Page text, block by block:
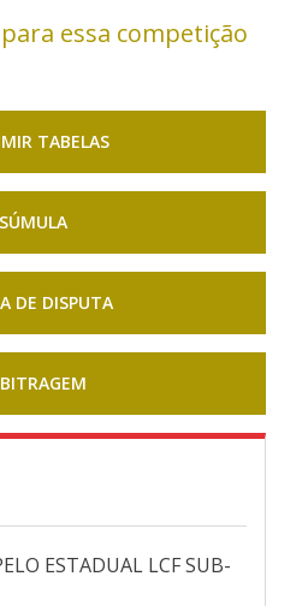
essa competição
TABELAS
SÚMULA
DE DISPUTA
ESTADUAL LCF SUB-